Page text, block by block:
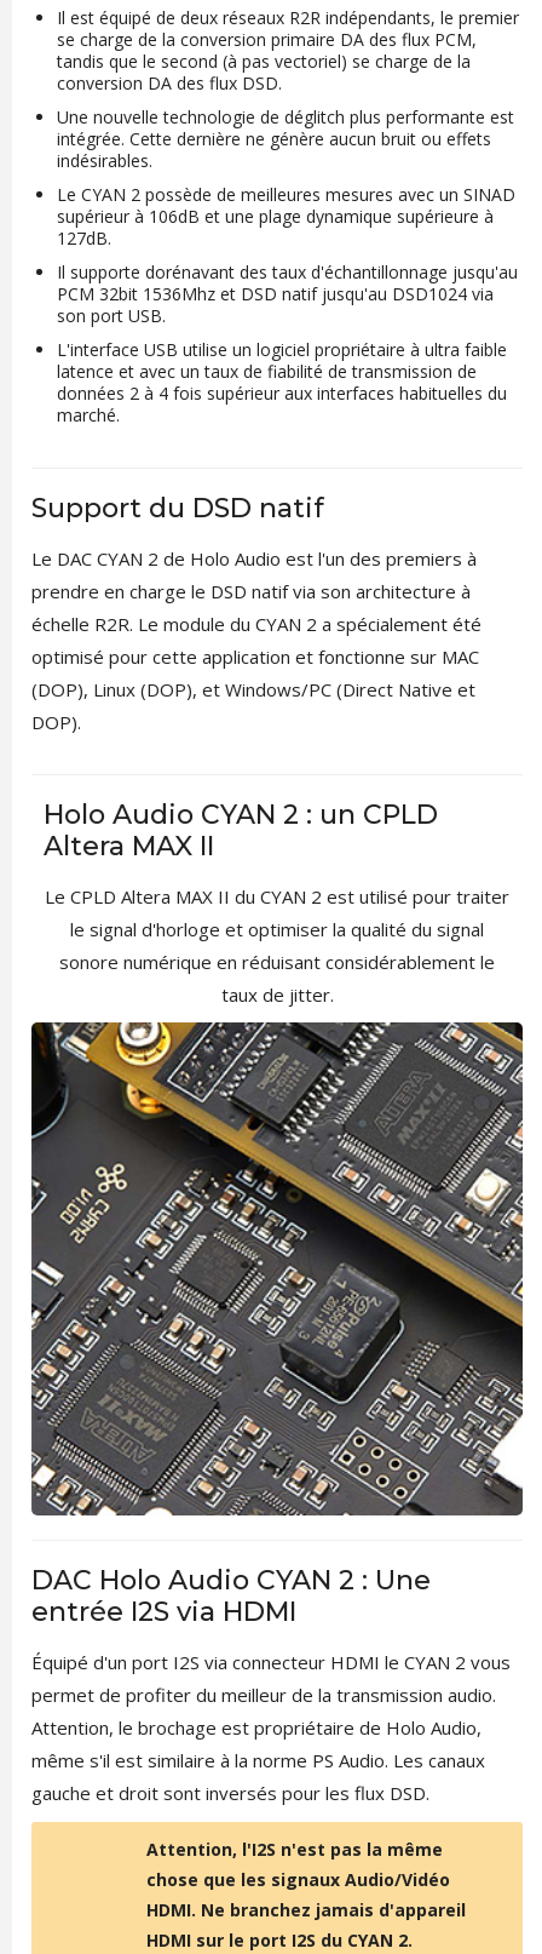
Il est équipé de deux réseaux R2R indépendants, le premier
se charge de la conversion primaire DA des flux PCM,
tandis que le second (à pas vectoriel) se charge de la
conversion DA des flux DSD.
Une nouvelle technologie de déglitch plus performante est
intégrée. Cette dernière ne génère aucun bruit ou effets
indésirables.
Le CYAN 2 possède de meilleures mesures avec un SINAD
supérieur à 106dB et une plage dynamique supérieure à
127dB.
Il supporte dorénavant des taux d'échantillonnage jusqu'au
PCM 32bit 1536Mhz et DSD natif jusqu'au DSD1024 via
son port USB.
L'interface USB utilise un logiciel propriétaire à ultra faible
latence et avec un taux de fiabilité de transmission de
données 2 à 4 fois supérieur aux interfaces habituelles du
marché.
Support du DSD natif
Le DAC CYAN 2 de Holo Audio est l'un des premiers à
prendre en charge le DSD natif via son architecture à
échelle R2R. Le module du CYAN 2 a spécialement été
optimisé pour cette application et fonctionne sur MAC
(DOP), Linux (DOP), et Windows/PC (Direct Native et
DOP).
Holo Audio CYAN 2 : un CPLD
Altera MAX II
Le CPLD Altera MAX II du CYAN 2 est utilisé pour traiter
le signal d'horloge et optimiser la qualité du signal
sonore numérique en réduisant considérablement le
taux de jitter.
DAC Holo Audio CYAN 2 : Une
entrée I2S via HDMI
Équipé d'un port I2S via connecteur HDMI le CYAN 2 vous
permet de profiter du meilleur de la transmission audio.
Attention, le brochage est propriétaire de Holo Audio,
même s'il est similaire à la norme PS Audio. Les canaux
gauche et droit sont inversés pour les flux DSD.
Attention, l'I2S n'est pas la même
chose que les signaux Audio/Vidéo
HDMI. Ne branchez jamais d'appareil
HDMI sur le port I2S du CYAN 2.